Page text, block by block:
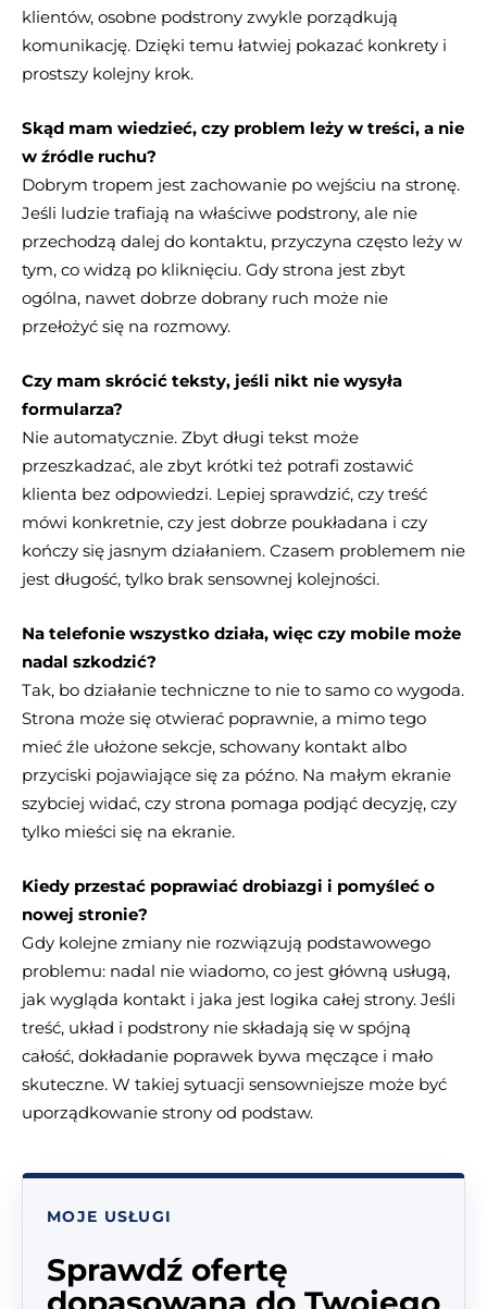
klientów, osobne podstrony zwykle porządkują
komunikację. Dzięki temu łatwiej pokazać konkrety i
prostszy kolejny krok.
Skąd mam wiedzieć, czy problem leży w treści, a nie
w źródle ruchu?
Dobrym tropem jest zachowanie po wejściu na stronę.
Jeśli ludzie trafiają na właściwe podstrony, ale nie
przechodzą dalej do kontaktu, przyczyna często leży w
tym, co widzą po kliknięciu. Gdy strona jest zbyt
ogólna, nawet dobrze dobrany ruch może nie
przełożyć się na rozmowy.
Czy mam skrócić teksty, jeśli nikt nie wysyła
formularza?
Nie automatycznie. Zbyt długi tekst może
przeszkadzać, ale zbyt krótki też potrafi zostawić
klienta bez odpowiedzi. Lepiej sprawdzić, czy treść
mówi konkretnie, czy jest dobrze poukładana i czy
kończy się jasnym działaniem. Czasem problemem nie
jest długość, tylko brak sensownej kolejności.
Na telefonie wszystko działa, więc czy mobile może
nadal szkodzić?
Tak, bo działanie techniczne to nie to samo co wygoda.
Strona może się otwierać poprawnie, a mimo tego
mieć źle ułożone sekcje, schowany kontakt albo
przyciski pojawiające się za późno. Na małym ekranie
szybciej widać, czy strona pomaga podjąć decyzję, czy
tylko mieści się na ekranie.
Kiedy przestać poprawiać drobiazgi i pomyśleć o
nowej stronie?
Gdy kolejne zmiany nie rozwiązują podstawowego
problemu: nadal nie wiadomo, co jest główną usługą,
jak wygląda kontakt i jaka jest logika całej strony. Jeśli
treść, układ i podstrony nie składają się w spójną
całość, dokładanie poprawek bywa męczące i mało
skuteczne. W takiej sytuacji sensowniejsze może być
uporządkowanie strony od podstaw.
MOJE USŁUGI
Sprawdź ofertę